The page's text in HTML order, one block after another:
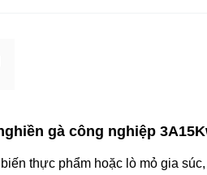
gà công nghiệp
thực phẩm hoặc lò mỏ gia